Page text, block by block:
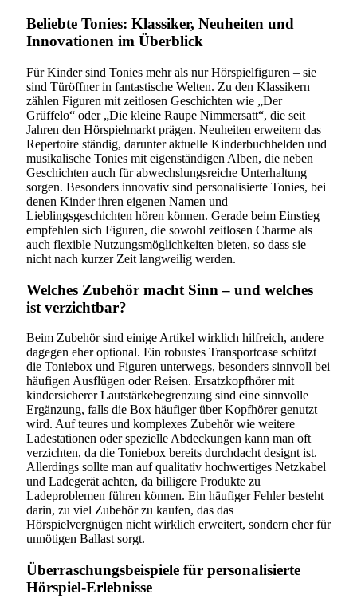
Beliebte Tonies: Klassiker, Neuheiten und
Innovationen im Überblick
Für Kinder sind Tonies mehr als nur Hörspielfiguren – sie
sind Türöffner in fantastische Welten. Zu den Klassikern
zählen Figuren mit zeitlosen Geschichten wie „Der
Grüffelo“ oder „Die kleine Raupe Nimmersatt“, die seit
Jahren den Hörspielmarkt prägen. Neuheiten erweitern das
Repertoire ständig, darunter aktuelle Kinderbuchhelden und
musikalische Tonies mit eigenständigen Alben, die neben
Geschichten auch für abwechslungsreiche Unterhaltung
sorgen. Besonders innovativ sind personalisierte Tonies, bei
denen Kinder ihren eigenen Namen und
Lieblingsgeschichten hören können. Gerade beim Einstieg
empfehlen sich Figuren, die sowohl zeitlosen Charme als
auch flexible Nutzungsmöglichkeiten bieten, so dass sie
nicht nach kurzer Zeit langweilig werden.
Welches Zubehör macht Sinn – und welches
ist verzichtbar?
Beim Zubehör sind einige Artikel wirklich hilfreich, andere
dagegen eher optional. Ein robustes Transportcase schützt
die Toniebox und Figuren unterwegs, besonders sinnvoll bei
häufigen Ausflügen oder Reisen. Ersatzkopfhörer mit
kindersicherer Lautstärkebegrenzung sind eine sinnvolle
Ergänzung, falls die Box häufiger über Kopfhörer genutzt
wird. Auf teures und komplexes Zubehör wie weitere
Ladestationen oder spezielle Abdeckungen kann man oft
verzichten, da die Toniebox bereits durchdacht designt ist.
Allerdings sollte man auf qualitativ hochwertiges Netzkabel
und Ladegerät achten, da billigere Produkte zu
Ladeproblemen führen können. Ein häufiger Fehler besteht
darin, zu viel Zubehör zu kaufen, das das
Hörspielvergnügen nicht wirklich erweitert, sondern eher für
unnötigen Ballast sorgt.
Überraschungsbeispiele für personalisierte
Hörspiel-Erlebnisse